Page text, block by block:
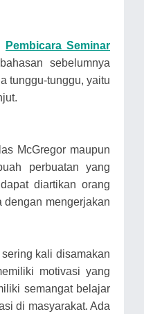
Pembicara Seminar
sebelumnya
tunggu-tunggu, yaitu
McGregor maupun
perbuatan yang
diartikan orang
dengan mengerjakan
kali disamakan
motivasi yang
semangat belajar
di masyarakat. Ada